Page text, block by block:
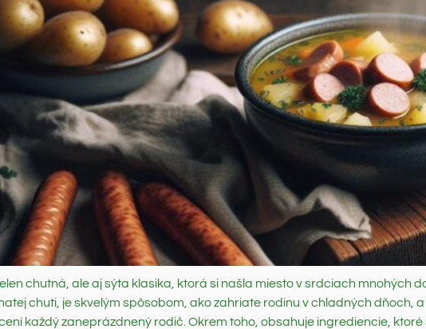
chutná, ale aj sýta klasika, ktorá si našla miesto v srdciach mnohých
chuti, je skvelým spôsobom, ako zahriate rodinu v chladných dňoch,
každý zaneprázdnený rodič. Okrem toho, obsahuje ingrediencie, ktoré